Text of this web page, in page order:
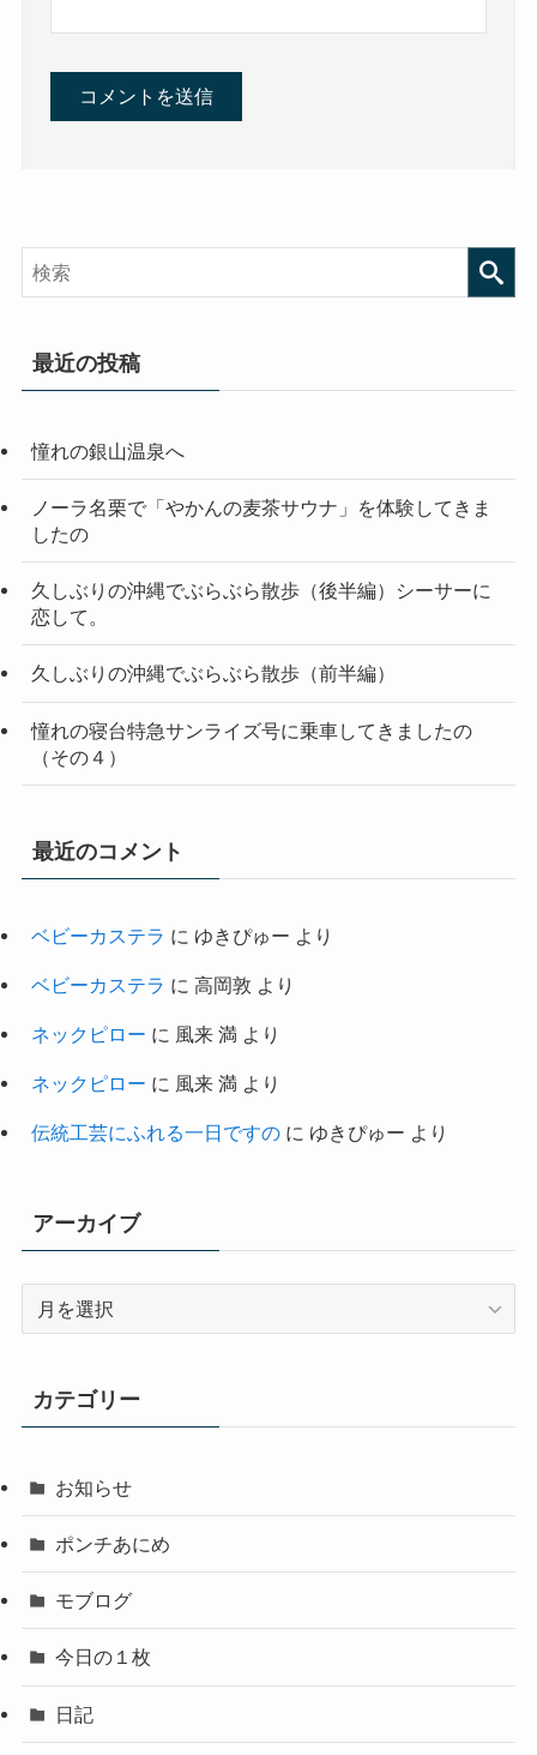
最近の投稿
憧れの銀山温泉へ
ノーラ名栗で「やかんの麦茶サウナ」を体験してきま
したの
久しぶりの沖縄でぶらぶら散歩（後半編）シーサーに
恋して。
久しぶりの沖縄でぶらぶら散歩（前半編）
憧れの寝台特急サンライズ号に乗車してきましたの
（その４）
最近のコメント
ベビーカステラ に ゆきぴゅー より
ベビーカステラ に 高岡敦 より
ネックピロー に 風来 満 より
ネックピロー に 風来 満 より
伝統工芸にふれる一日ですのに ゆきぴゅー より
アーカイブ
ブ
カテゴリー
お知らせ
ポンチあにめ
モブログ
今日の１枚
日記